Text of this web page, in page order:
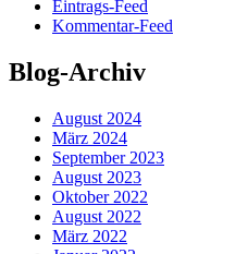
Eintrags-Feed
Kommentar-Feed
Blog-Archiv
August 2024
März 2024
September 2023
August 2023
Oktober 2022
August 2022
März 2022